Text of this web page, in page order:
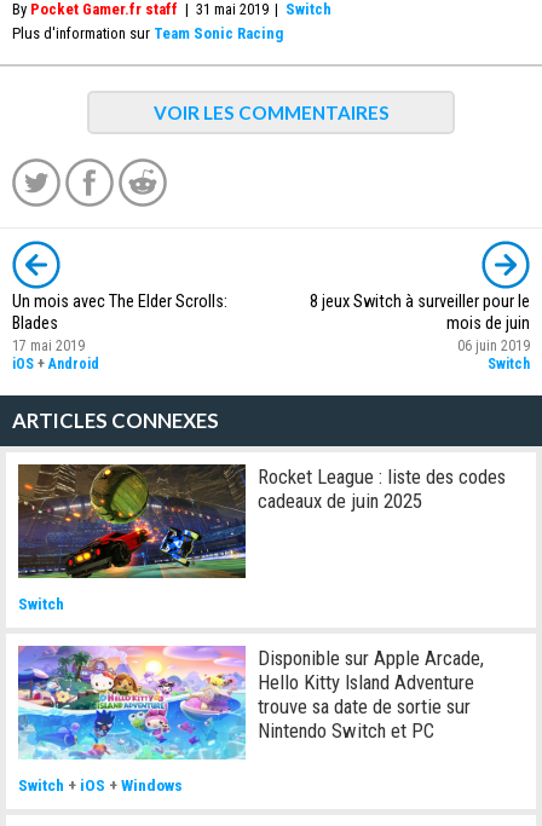
By Pocket Gamer.fr staff | 31 mai 2019 | Switch
Plus d'information sur Team Sonic Racing
VOIR LES COMMENTAIRES
Un mois avec The Elder Scrolls:
Blades
17 mai 2019
iOS +Android
8 jeux Switch à surveiller pour le
mois de juin
06 juin 2019
Switch
ARTICLES CONNEXES
Rocket League : liste des codes
cadeaux de juin 2025
Switch
Disponible sur Apple Arcade,
Hello Kitty Island Adventure
trouve sa date de sortie sur
Nintendo Switch et PC
Switch + iOS +Windows